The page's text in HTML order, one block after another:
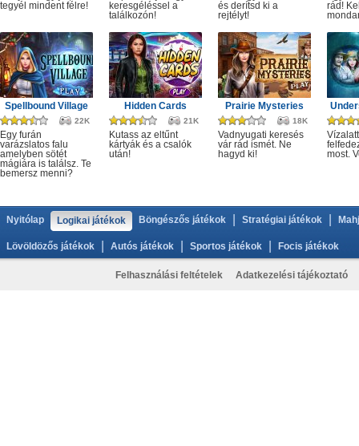
tegyél mindent félre!
keresgéléssel a
találkozón!
és derítsd ki a
rejtélyt!
rád!
Spellbound Village
22K
Egy furán
varázslatos falu
amelyben sötét
mágiára is találsz. Te
bemersz menni?
Hidden Cards
21K
Kutass az eltűnt
kártyák és a csalók
után!
Prairie Mysteries
18K
Vadnyugati keresés
vár rád ismét. Ne
hagyd ki!
most.
Nyitólap Logikai játékok Böngészős játékok Stratégiai játékok
Lövöldözős játékok Autós játékok Sportos játékok Focis játékok
Felhasználási feltételek Adatkezelési tájékoztató